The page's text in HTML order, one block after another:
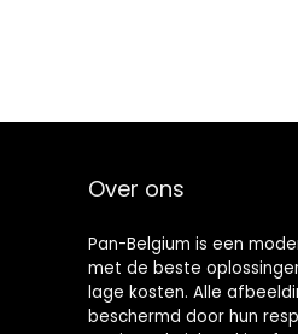
Over ons
Pan-Belgium is een
met de beste
lage kosten. Alle
beschermd door hun